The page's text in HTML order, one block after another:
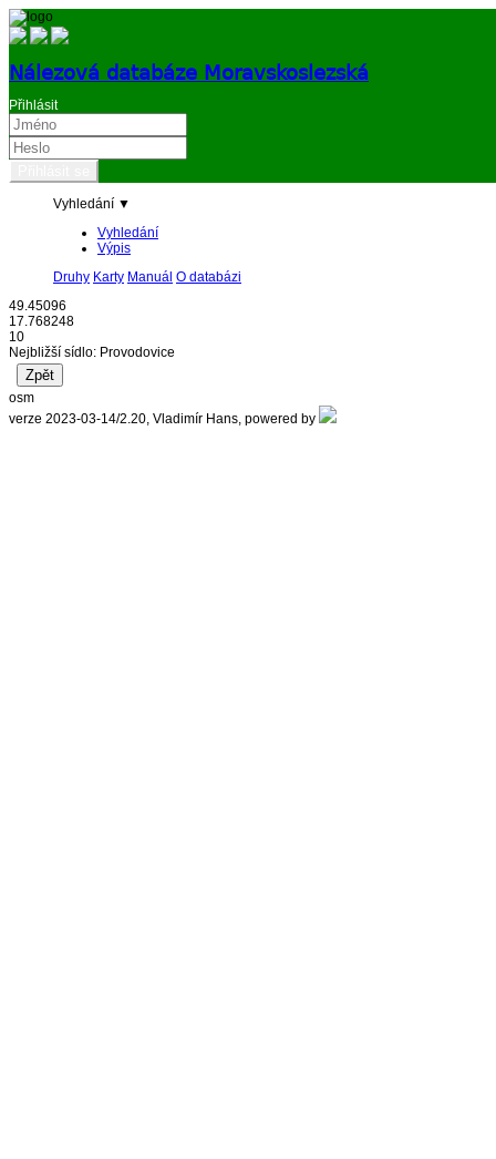
Nálezová databáze Moravskoslezská
Přihlásit
Vyhledání ▼
Vyhledání
Výpis
Druhy Karty Manuál O databázi
49.45096
17.768248
10
Nejbližší sídlo: Provodovice
osm
verze 2023-03-14/2.20, Vladimír Hans, powered by